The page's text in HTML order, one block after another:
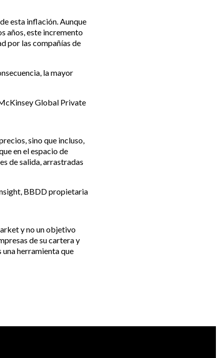
esta inflación. Aunque
años, este incremento
por las compañías de
la mayor
Global Private
sino que incluso,
en el espacio de
de salida, arrastradas
BBDD propietaria
y no un objetivo
de su cartera y
una herramienta que